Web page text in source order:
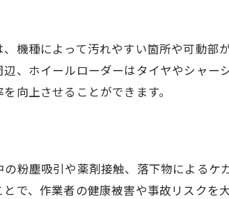
法
の道
機種によって汚れやすい箇所や可動部
、ホイールローダーはタイヤやシャー
向上させることができます。
粉塵吸引や薬剤接触、落下物によるケ
で、作業者の健康被害や事故リスクを